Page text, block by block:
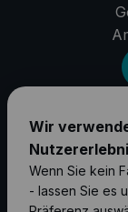
Wir
Wenn Sie kein
- lassen Sie es